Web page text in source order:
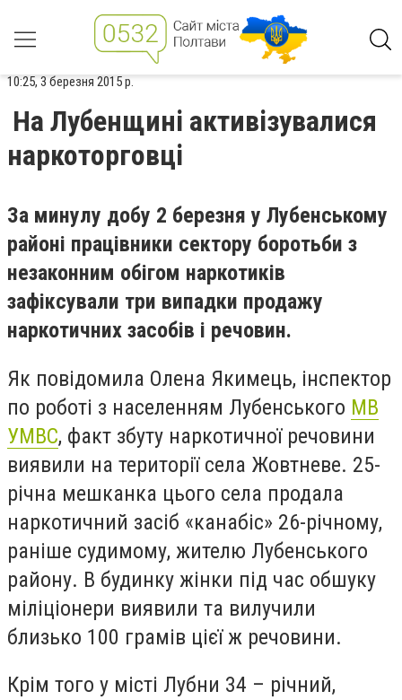
10:25, 3 березня 2015 р.
На Лубенщині активізувалися
наркоторговці
За минулу добу 2 березня у Лубенському
районі працівники сектору боротьби з
незаконним обігом наркотиків
зафіксували три випадки продажу
наркотичних засобів і речовин.
Як повідомила Олена Якимець, інспектор
по роботі з населенням Лубенського МВ
УМВС, факт збуту наркотичної речовини
виявили на території села Жовтневе. 25-
річна мешканка цього села продала
наркотичний засіб «канабіс» 26-річному,
раніше судимому, жителю Лубенського
району. В будинку жінки під час обшуку
міліціонери виявили та вилучили
близько 100 грамів цієї ж речовини.
Крім того у місті Лубни 34 – річний,